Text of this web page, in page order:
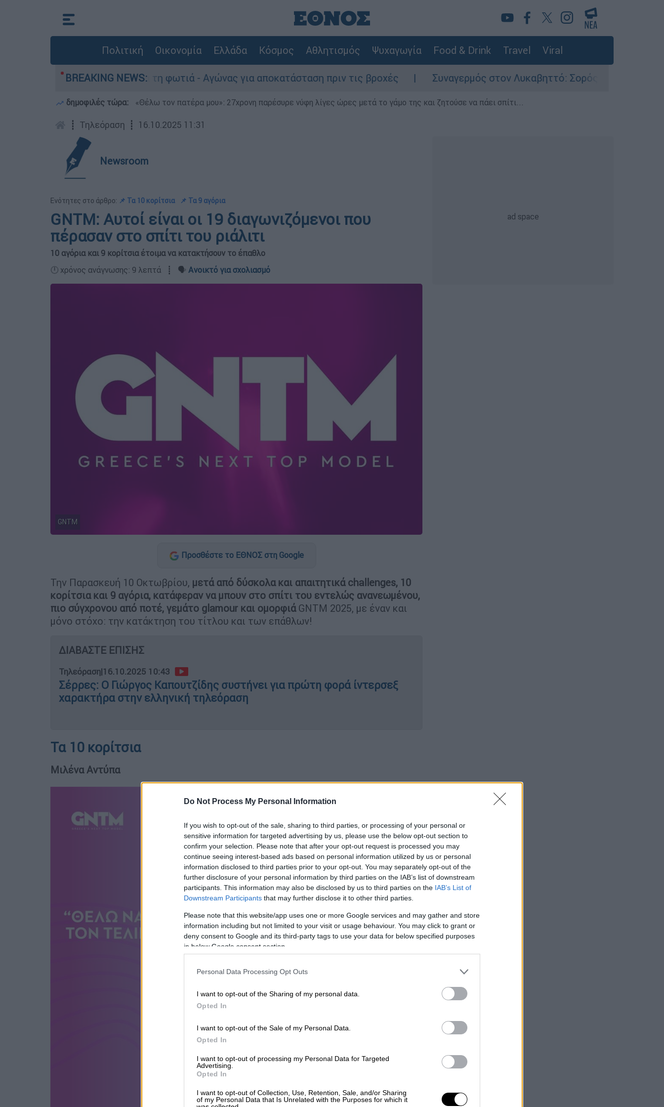
Do Not Process My Personal Information
If you wish to opt-out of the sale, sharing to third parties, or processing of your personal or
sensitive information for targeted advertising by us, please use the below opt-out section to
confirm your selection. Please note that after your opt-out request is processed you may
continue seeing interest-based ads based on personal information utilized by us or personal
information disclosed to third parties prior to your opt-out. You may separately opt-out of the
further disclosure of your personal information by third parties on the IAB’s list of downstream
participants. This information may also be disclosed by us to third parties on the IAB’s List of
Downstream Participants that may further disclose it to other third parties.
Please note that this website/app uses one or more Google services and may gather and store
information including but not limited to your visit or usage behaviour. You may click to grant or
deny consent to Google and its third-party tags to use your data for below specified purposes
in below Google consent section.
Personal Data Processing Opt Outs
I want to opt-out of the Sharing of my personal data.
Opted In
I want to opt-out of the Sale of my Personal Data.
Opted In
I want to opt-out of processing my Personal Data for Targeted
Advertising.
Opted In
I want to opt-out of Collection, Use, Retention, Sale, and/or Sharing
of my Personal Data that Is Unrelated with the Purposes for which it
Πολιτική Οικονομία Ελλάδα Κόσμος Αθλητισμός Ψυχαγωγία Food & Drink Travel Viral
BREAKING NEWS:
Γερμανό μετά τη φωτιά - Αγώνας για αποκατάσταση πριν τις βροχές Συναγερμός στον Λυκαβηττό: Σορός σε προχωρημένη σήψη
δημοφιλές τώρα: «Θέλω τον πατέρα μου»: 27χρονη παρέσυρε νύφη λίγες ώρες μετά το γάμο της και ζητούσε να πάει σπίτι...
┋ Τηλεόραση ┋ 16.10.2025 11:31
Newsroom
Ενότητες στο άρθρο: 📌 Τα 10 κορίτσια 📌 Τα 9 αγόρια
GNTM: Αυτοί είναι οι 19 διαγωνιζόμενοι που
πέρασαν στο σπίτι του ριάλιτι
10 αγόρια και 9 κορίτσια έτοιμα να κατακτήσουν το έπαθλο
🕛 χρόνος ανάγνωσης: 9 λεπτά ┋ 🗣️ Ανοικτό για σχολιασμό
GNTM
Προσθέστε το ΕΘΝΟΣ στη Google
Την Παρασκευή 10 Οκτωβρίου, μετά από δύσκολα και απαιτητικά challenges, 10
κορίτσια και 9 αγόρια, κατάφεραν να μπουν στο σπίτι του εντελώς ανανεωμένου,
πιο σύγχρονου από ποτέ, γεμάτο glamour και ομορφιάGNTM 2025, με έναν και
μόνο στόχο: την κατάκτηση του τίτλου και των επάθλων!
ΔΙΑΒΑΣΤΕ ΕΠΙΣΗΣ
Τηλεόραση|16.10.2025 10:43
Σέρρες: Ο Γιώργος Καπουτζίδης συστήνει για πρώτη φορά ίντερσεξ
χαρακτήρα στην ελληνική τηλεόραση
Τα 10 κορίτσια
Μιλένα Αντύπα